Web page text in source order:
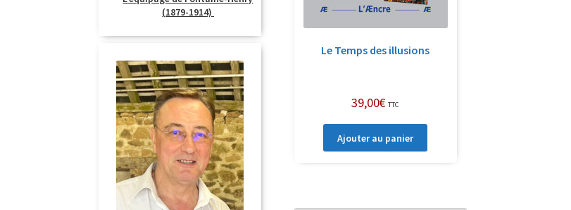
Le Temps des illusions
39,00€ TTC
Ajouter au panier
(1879-1914)